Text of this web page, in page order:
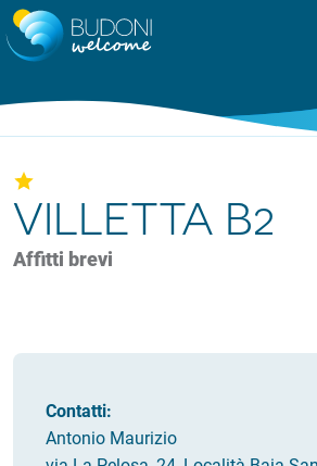
Contatti:
Antonio Maurizio
VILLETTA B2
Affitti brevi